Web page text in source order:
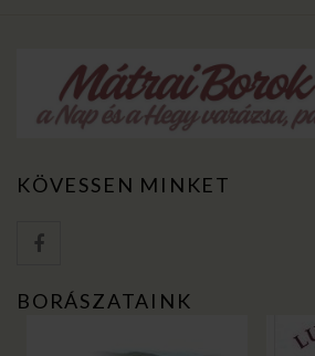
KÖVESSEN MINKET
BORÁSZATAINK